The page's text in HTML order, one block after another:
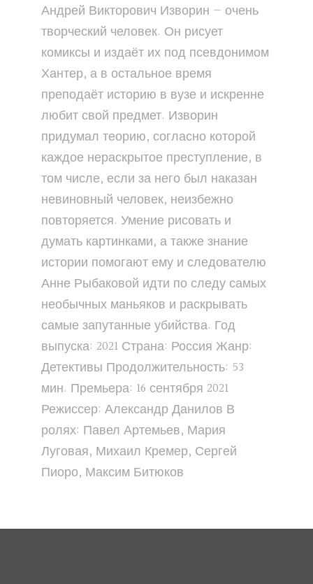
Андрей Викторович Изворин — очень
творческий человек. Он рисует
комиксы и издаёт их под псевдонимом
Хантер, а в остальное время
преподаёт историю в вузе и искренне
любит свой предмет. Изворин
придумал теорию, согласно которой
каждое нераскрытое преступление, в
том числе, если за него был наказан
невиновный человек, неизбежно
повторяется. Умение рисовать и
думать картинками, а также знание
истории помогают ему и следователю
Анне Рыбаковой идти по следу самых
необычных маньяков и раскрывать
самые запутанные убийства. Год
выпуска: 2021 Страна: Россия Жанр:
Детективы Продолжительность: 53
мин. Премьера: 16 сентября 2021
Режиссер: Александр Данилов В
ролях: Павел Артемьев, Мария
Луговая, Михаил Кремер, Сергей
Пиоро, Максим Битюков